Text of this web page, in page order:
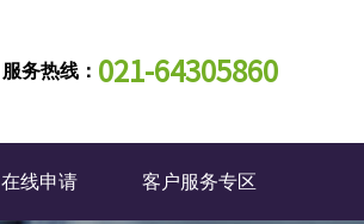
服务热线： 021-64305860
在线申请 客户服务专区